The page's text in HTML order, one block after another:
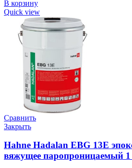
В корзину
Quick view
Сравнить
Закрыть
Hahne Hadalan EBG 13E
вяжущее паропроницаемый 1